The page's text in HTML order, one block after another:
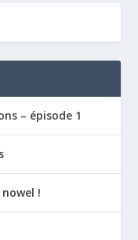
– épisode 1
!